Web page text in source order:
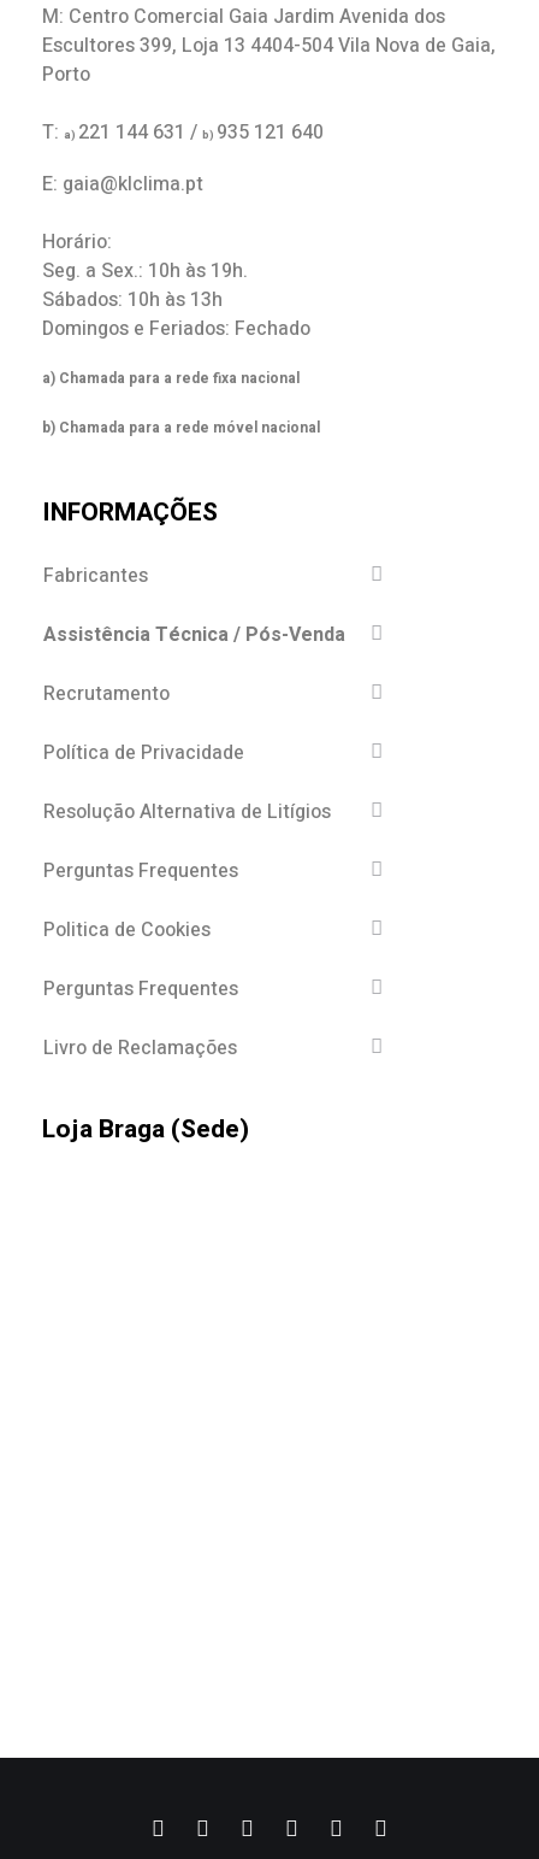
M: Centro Comercial Gaia Jardim Avenida dos
Escultores 399, Loja 13 4404-504 Vila Nova de Gaia,
Porto
T: a) 221 144 631 / b) 935 121 640
E: gaia@klclima.pt
Horário:
Seg. a Sex.: 10h às 19h.
Sábados: 10h às 13h
Domingos e Feriados: Fechado
a) Chamada para a rede fixa nacional
b) Chamada para a rede móvel nacional
INFORMAÇÕES
Fabricantes
Assistência Técnica / Pós-Venda
Recrutamento
Política de Privacidade
Resolução Alternativa de Litígios
Perguntas Frequentes
Politica de Cookies
Perguntas Frequentes
Livro de Reclamações
Loja Braga (Sede)